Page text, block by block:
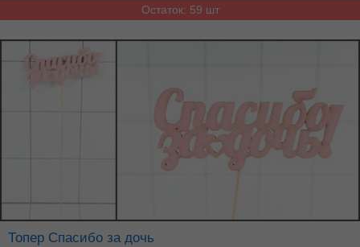
Остаток: 59 шт
Топер Спасибо за дочь